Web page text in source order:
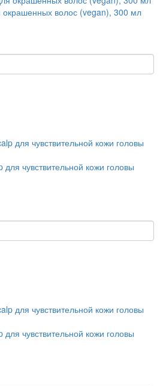
волос (vegan), 300 мл
чувствительной кожи головы
чувствительной кожи головы